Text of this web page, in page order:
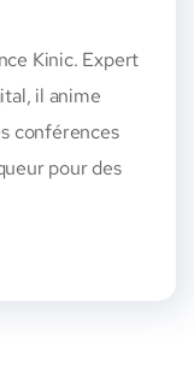
Kinic. Expert
il anime
conférences
pour des